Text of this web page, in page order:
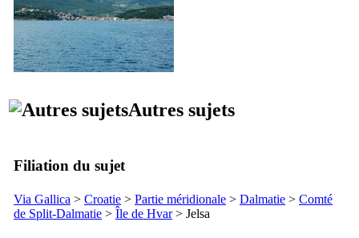
Autres sujets
Filiation du sujet
Via Gallica > Croatie > Partie méridionale > Dalmatie > Comté
de Split-Dalmatie > Île de Hvar> Jelsa